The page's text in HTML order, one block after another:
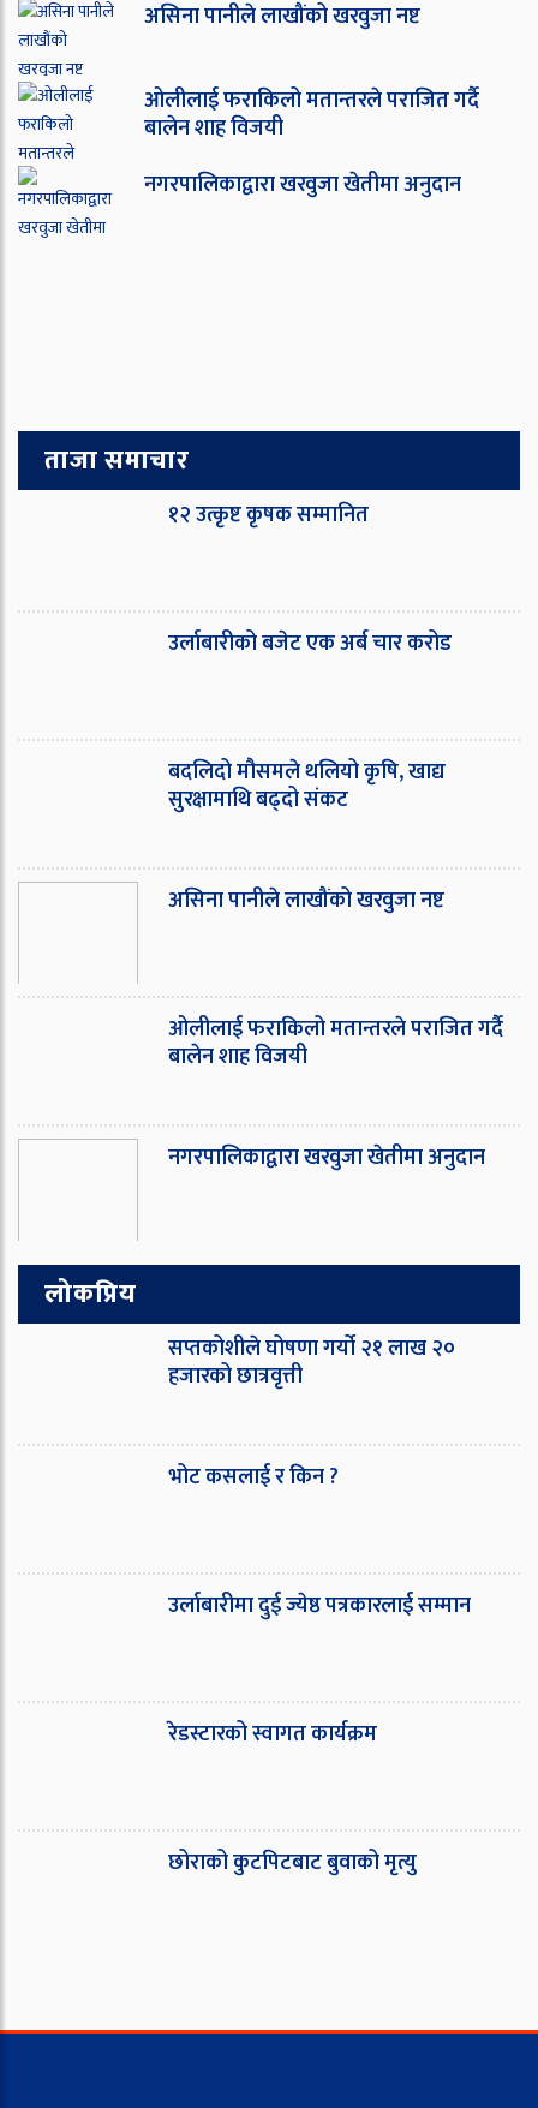
असिना पानीले लाखौंको खरवुजा नष्ट
ओ‌लीलाई फराकिलो मतान्तरले पराजित गर्दै
बालेन शाह विजयी
नगरपालिकाद्वारा खरवुजा खेतीमा अनुदान
ताजा समाचार
१२ उत्कृष्ट कृषक सम्मानित
उर्लाबारीको बजेट एक अर्ब चार करोड
बदलिदो मौसमले थलियो कृषि, खाद्य
सुरक्षामाथि बढ्दो संकट
असिना पानीले लाखौंको खरवुजा नष्ट
ओ‌लीलाई फराकिलो मतान्तरले पराजित गर्दै
बालेन शाह विजयी
नगरपालिकाद्वारा खरवुजा खेतीमा अनुदान
लोकप्रिय
सप्तकोशीले घोषणा गर्यो २१ लाख २०
हजारको छात्रवृत्ती
भोट कसलाई र किन ?
उर्लाबारीमा दुई ज्येष्ठ पत्रकारलाई सम्मान
रेडस्टारको स्वागत कार्यक्रम
छोराको कुटपिटबाट बुवाको मृत्यु